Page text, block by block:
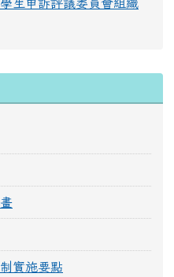
生申訴評議委員會組織
實施要點